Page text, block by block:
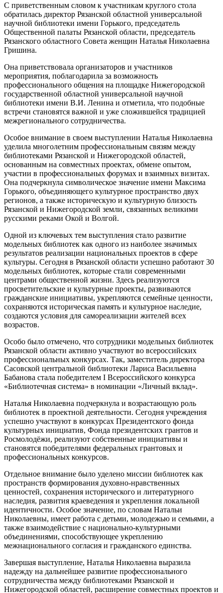
С приветственным словом к участникам круглого стола
обратилась директор Рязанской областной универсальной
научной библиотеки имени Горького, председатель
Общественной палаты Рязанской области, председатель
Рязанского областного Совета женщин Наталья Николаевна
Гришина.
Она приветствовала организаторов и участников
мероприятия, поблагодарила за возможность
профессионального общения на площадке Нижегородской
государственной областной универсальной научной
библиотеки имени В.И. Ленина и отметила, что подобные
встречи становятся важной и уже сложившейся традицией
межрегионального сотрудничества.
Особое внимание в своем выступлении Наталья Николаевна
уделила многолетним профессиональным связям между
библиотеками Рязанской и Нижегородской областей,
основанным на совместных проектах, обмене опытом,
участии в профессиональных форумах и взаимных визитах.
Она подчеркнула символическое значение имени Максима
Горького, объединяющего культурное пространство двух
регионов, а также историческую и культурную близость
Рязанской и Нижегородской земли, связанных великими
русскими реками Окой и Волгой.
Одной из ключевых тем выступления стало развитие
модельных библиотек как одного из наиболее значимых
результатов реализации национальных проектов в сфере
культуры. Сегодня в Рязанской области успешно работают 30
модельных библиотек, которые стали современными
центрами общественной жизни. Здесь реализуются
просветительские и культурные проекты, развиваются
гражданские инициативы, укрепляются семейные ценности,
сохраняются историческая память и культурное наследие,
создаются условия для самореализации жителей всех
возрастов.
Особо было отмечено, что сотрудники модельных библиотек
Рязанской области активно участвуют во всероссийских
профессиональных конкурсах. Так, заместитель директора
Сасовской центральной библиотеки Лариса Васильевна
Бабанова стала победителем I Всероссийского конкурса
«Библиотечная система» в номинации «Личный вклад».
Наталья Николаевна подчеркнула и возрастающую роль
библиотек в проектной деятельности. Сегодня учреждения
успешно участвуют в конкурсах Президентского фонда
культурных инициатив, Фонда президентских грантов и
Росмолодёжи, реализуют собственные инициативы и
становятся победителями федеральных грантовых и
профессиональных конкурсов.
Отдельное внимание было уделено миссии библиотек как
пространств формирования духовно-нравственных
ценностей, сохранения исторического и литературного
наследия, развития краеведения и укрепления локальной
идентичности. Особое значение, по словам Натальи
Николаевны, имеет работа с детьми, молодежью и семьями, а
также взаимодействие с национально-культурными
объединениями, способствующее укреплению
межнационального согласия и гражданского единства.
Завершая выступление, Наталья Николаевна выразила
надежду на дальнейшее развитие профессионального
сотрудничества между библиотеками Рязанской и
Нижегородской областей, расширение совместных проектов и